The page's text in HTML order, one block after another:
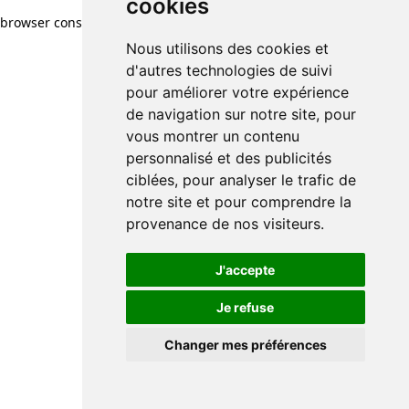
cookies
Nous utilisons des cookies et
d'autres technologies de suivi
pour améliorer votre expérience
de navigation sur notre site, pour
vous montrer un contenu
personnalisé et des publicités
ciblées, pour analyser le trafic de
notre site et pour comprendre la
provenance de nos visiteurs.
J'accepte
Je refuse
Changer mes préférences
cookies
Nous utilisons des cookies et
d'autres technologies de suivi
pour améliorer votre expérience
de navigation sur notre site, pour
vous montrer un contenu
personnalisé et des publicités
ciblées, pour analyser le trafic de
notre site et pour comprendre la
provenance de nos visiteurs.
J'accepte
Je refuse
Changer mes préférences
browser console for more information)